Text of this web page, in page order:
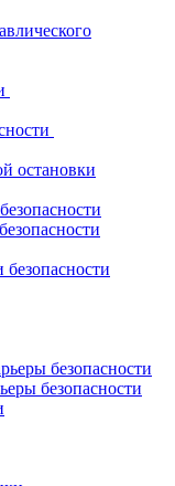
остановки
безопасности
безопасности